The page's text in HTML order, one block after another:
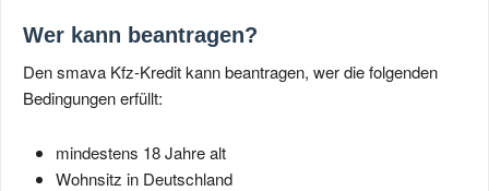
Wer kann beantragen?
Den smava Kfz-Kredit kann beantragen, wer die folgenden
Bedingungen erfüllt:
mindestens 18 Jahre alt
Wohnsitz in Deutschland